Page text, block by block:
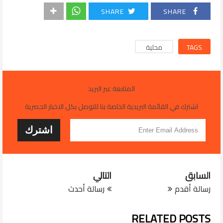
SHARE
SHARE
TAGS محلية
المتابعة عبر البريد
اشترك في القائمة البريدية الخاصة بنا للتوصل بكل الاخبار الحصرية
التالي
رسالة أحدث
السابق
رسالة أقدم
RELATED POSTS
JUL 29, 2026